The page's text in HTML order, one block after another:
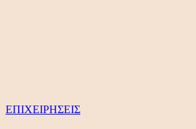
ΕΠΙΧΕΙΡΗΣΕΙΣ